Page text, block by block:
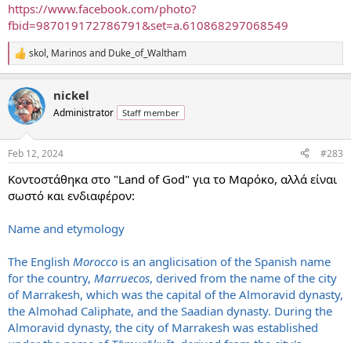
https://www.facebook.com/photo?
fbid=987019172786791&set=a.610868297068549
R
e
c
t
i
s
skol, Marinos and Duke_of_Waltham
nickel
Administrator Staff member
Feb 12, 2024 #283
Κοντοστάθηκα στο "Land of God" για το Μαρόκο, αλλά είναι
σωστό και ενδιαφέρον:
Name and etymology
The English Morocco is an anglicisation of the Spanish name
for the country, Marruecos, derived from the name of the city
of Marrakesh, which was the capital of the Almoravid dynasty,
the Almohad Caliphate, and the Saadian dynasty. During the
Almoravid dynasty, the city of Marrakesh was established